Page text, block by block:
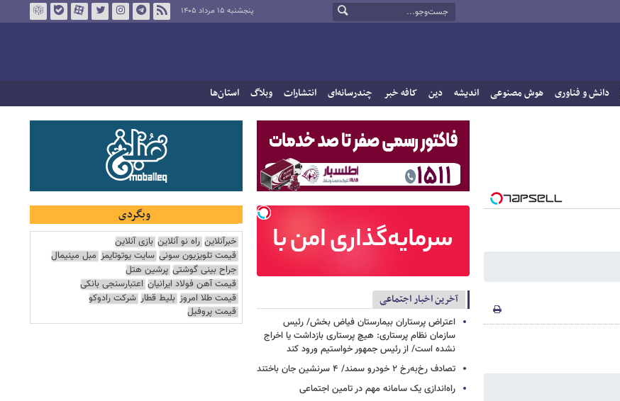
پنجشنبه ۱۵ مرداد ۱۴۰۵
دانش و فناوری هوش مصنوعی اندیشه دین کافه خبر چندرسانه‌ای انتشارات وبلاگ استان‌ها
آخرین اخبار اجتماعی
اعتراض پرستاران بیمارستان فیاض بخش/ رئیس
سازمان نظام پرستاری: هیچ پرستاری بازداشت یا اخراج
نشده است/ از رئیس جمهور خواستیم ورود کند
تصادف رخ‌به‌رخ ۲ خودرو سمند/ ۴ سرنشین جان باختند
راه‌اندازی یک سامانه مهم در تامین اجتماعی
وبگردی
خبرآنلاین راه نو آنلاین بازی آنلاین
قیمت تلویزیون سونی سایت یوتوتایمز مبل مینیمال
جراح بینی گوشتی پرشین هتل
قیمت آهن فولاد ایرانیان اعتبارسنجی بانکی
قیمت طلا امروز بلیط قطار شرکت رادوکو
قیمت پروفیل